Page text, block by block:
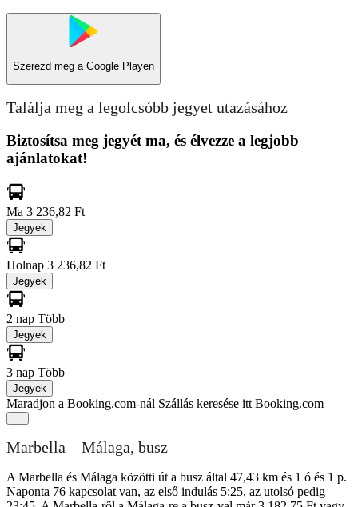
Szerezd meg a Google Playen
Találja meg a legolcsóbb jegyet utazásához
Biztosítsa meg jegyét ma, és élvezze a legjobb
ajánlatokat!
Ma 3 236,82 Ft
Jegyek
Holnap 3 236,82 Ft
Jegyek
2 nap Több
Jegyek
3 nap Több
Jegyek
Maradjon a Booking.com-nál Szállás keresése itt Booking.com
Marbella – Málaga, busz
A Marbella és Málaga közötti út a busz által 47,43 km és 1 ó és 1 p.
Naponta 76 kapcsolat van, az első indulás 5:25, az utolsó pedig